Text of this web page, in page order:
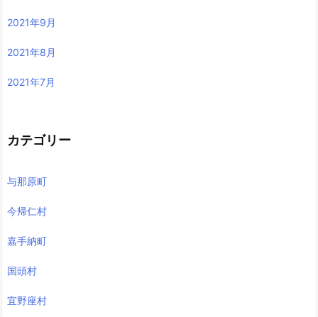
2021年9月
2021年8月
2021年7月
カテゴリー
与那原町
今帰仁村
嘉手納町
国頭村
宜野座村